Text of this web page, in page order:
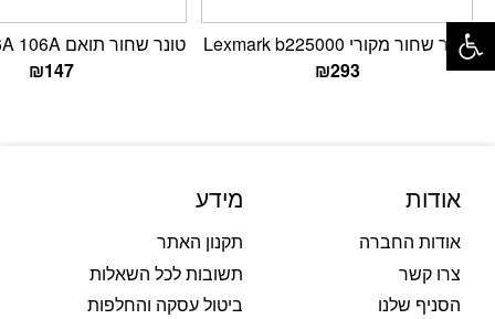
טונר שחור מקורי Lexmark b225000
₪293
טונר שחור תואם HP W1106A 106A
₪147
אודות
אודות החברה
צרו קשר
הסניף שלנו
מידע
תקנון האתר
תשובות לכל השאלות
ביטול עסקה והחלפות
פתח סרגל נגישות